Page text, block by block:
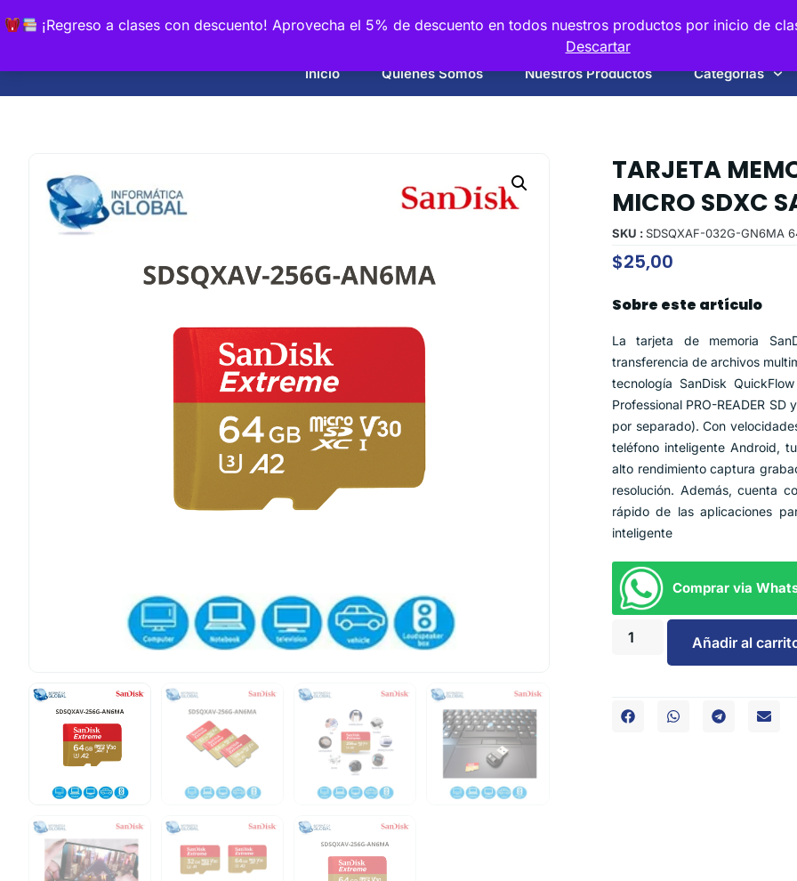
¡Regreso a clases con descuento! Aprovecha el 5% de descuento en todos nuestros productos por inicio de
Descartar
Inicio Quiénes Somos Nuestros Productos Categorias
TARJETA
MICRO SDXC
SKU : SDSQXAF-032G-GN6MA
$25,00
Sobre este artículo
La tarjeta de memoria
transferencia de archivos
tecnología SanDisk
Professional PRO-READER
por separado). Con
teléfono inteligente Android,
alto rendimiento captura
resolución. Además, cuenta
rápido de las aplicaciones
inteligente
Comprar via
Añadir al